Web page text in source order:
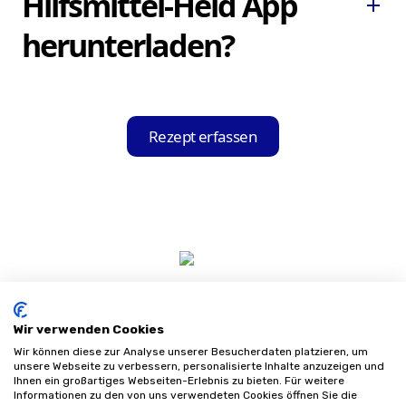
in Echtzeit.
herunterladen?
add
einfach und kostenfrei im Apple App Store
für iOS-Geräte oder im Google Play Store
Rezept erfassen
Wir verwenden Cookies
Wir können diese zur Analyse unserer Besucherdaten platzieren, um
unsere Webseite zu verbessern, personalisierte Inhalte anzuzeigen und
Ihnen ein großartiges Webseiten-Erlebnis zu bieten. Für weitere
Informationen zu den von uns verwendeten Cookies öffnen Sie die